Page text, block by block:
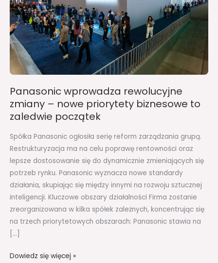
Panasonic wprowadza rewolucyjne
zmiany – nowe priorytety biznesowe to
zaledwie początek
Spółka Panasonic ogłosiła serię reform zarządzania grupą.
Restrukturyzacja ma na celu poprawę rentowności oraz
lepsze dostosowanie się do dynamicznie zmieniających się
potrzeb rynku. Panasonic wyznacza nowe standardy
działania, skupiając się między innymi na rozwoju sztucznej
inteligencji. Kluczowe obszary działalności Firma zostanie
zreorganizowana w kilka spółek zależnych, koncentrując się
na trzech priorytetowych obszarach: Panasonic stawia na
[…]
nowe
priorytety
biznesowe
to
zaledwie
początek
Dowiedz się więcej »